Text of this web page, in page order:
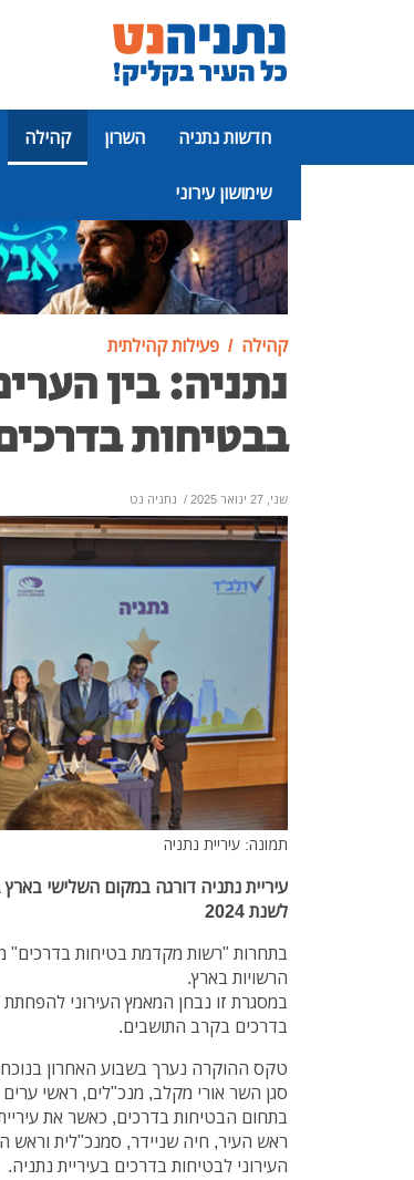
חדשות נתניה השרון קהילה
שימושון עירוני
פרסומת
קהילה פעילות קהילתית
נתניה: בין
בבטיחות
שני, 27 ינואר 2025 / נתניה נט
תמונה: עיריית נתניה
עיריית נתניה דורגה במקום השלישי
לשנת 2024
בתחרות "רשות מקדמת בטיחות בדרכים"
הרשויות בארץ.
במסגרת זו נבחן המאמץ העירוני
בדרכים בקרב התושבים.
טקס ההוקרה נערך בשבוע האחרון
בתחום הבטיחות בדרכים, כאשר את עיריית
ראש העיר, חיה שניידר, סמנכ"לית וראש
העירוני לבטיחות בדרכים בעיריית נתניה.